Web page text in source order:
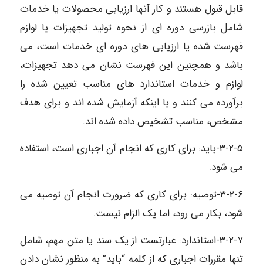
قابل قبول هستند و کار آنها ارزیابی محصولات یا خدمات
شامل بازرسی دوره ای از نحوه تولید تجهیزات یا لوازم
فهرست شده یا ارزیابی های دوره ای خدمات است، می
باشد و همچنین این فهرست نشان می دهد تجهیزات،
لوازم و خدمات استاندارد های مناسب تعیین شده را
برآورده می کنند و یا اینکه آزمایش شده اند و برای هدف
مشخص، مناسب تشخیص داده شده اند.
۳-۲-۵-باید: برای کاری که انجام آن اجباری است، استفاده
می شود.
۳-۲-۶-توصیه: برای کاری که ضرورت انجام آن توصیه می
شود، بکار می رود، اما یک الزام نیست.
۳-۲-۷-استاندارد: عبارتست از یک سند یا متن مهم، شامل
تنها مقررات اجباری که از کلمه “باید” به منظور نشان دادن